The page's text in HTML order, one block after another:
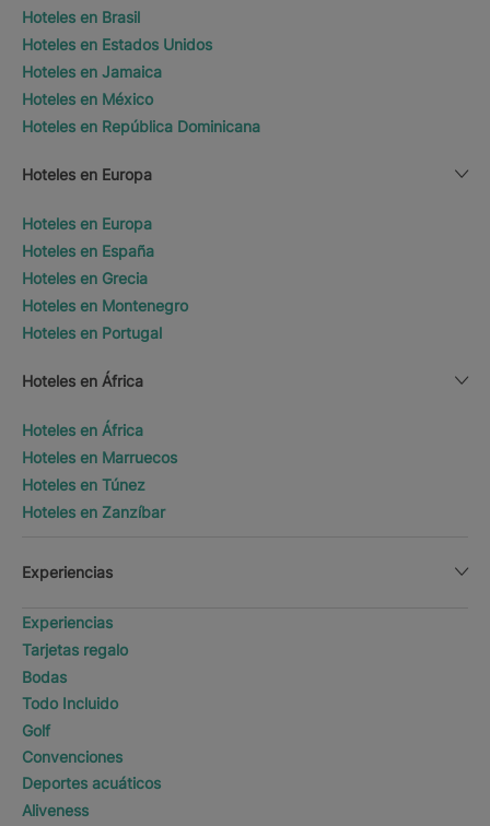
Hoteles en Brasil
Hoteles en Estados Unidos
Hoteles en Jamaica
Hoteles en México
Hoteles en República Dominicana
Hoteles en Europa
Hoteles en Europa
Hoteles en España
Hoteles en Grecia
Hoteles en Montenegro
Hoteles en Portugal
Hoteles en África
Hoteles en África
Hoteles en Marruecos
Hoteles en Túnez
Hoteles en Zanzíbar
Experiencias
Experiencias
Tarjetas regalo
Bodas
Todo Incluido
Golf
Convenciones
Deportes acuáticos
Aliveness